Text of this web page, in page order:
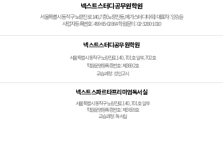
넥스트스터디공무원학원
서울특별시 동작구 노량진로 140, 7층(노량진동, 메가스터디타워) 대표자 : 양승윤
사업자등록번호 : 499-85-02864 학원문의 : 02-3280-1010
넥스트스터디공무원학원
서울특별시 동작구 노량진로 140, 701호 일부, 702호
학원운영등록증번호 : 제3892호
교습과정 : 성인고시
넥스트스파르타프리미엄독서실
서울특별시 동작구 노량진로 140, 701호 일부
학원운영등록증번호 : 제3659호
교습과정 : 독서실